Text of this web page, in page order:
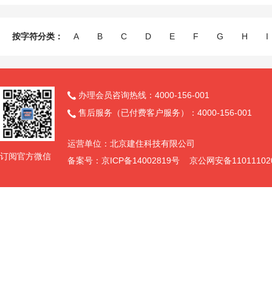
按字符分类： A B C D E F G H I
订阅官方微信
 办理会员咨询热线：4000-156-001
 售后服务（已付费客户服务）：4000-156-001
运营单位：北京建住科技有限公司
备案号：京ICP备14002819号 京公网安备